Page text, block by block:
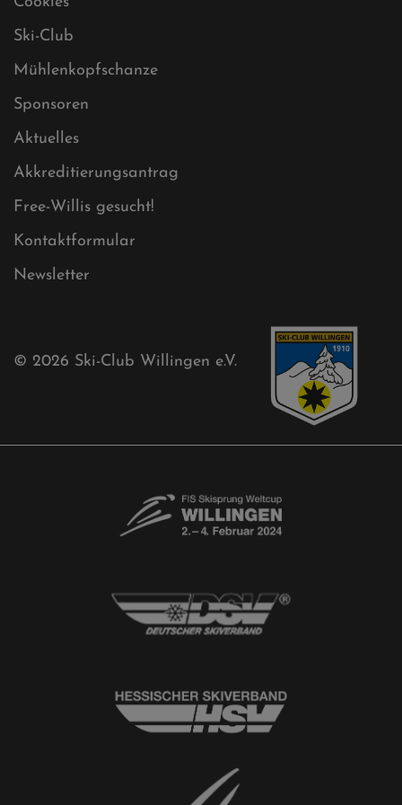
Sitemap
Sitemap XML
Cookies
Ski-Club
Mühlenkopfschanze
Sponsoren
Aktuelles
Akkreditierungsantrag